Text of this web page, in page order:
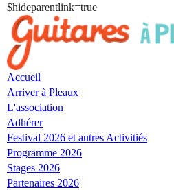
$hideparentlink=true
Skip
to
navigation
Skip
to
content
Accueil
Arriver à Pleaux
L'association
Adhérer
Festival 2026 et autres Activitiés
Programme 2026
Stages 2026
Partenaires 2026